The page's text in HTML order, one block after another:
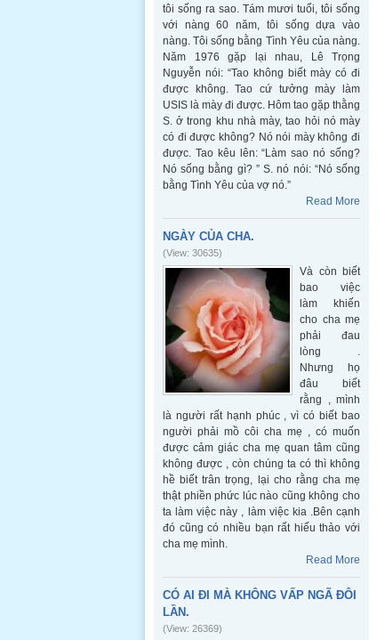
tôi sống ra sao. Tám mươi tuổi, tôi sống
với nàng 60 năm, tôi sống dựa vào
nàng. Tôi sống bằng Tình Yêu của nàng.
Năm 1976 gặp lại nhau, Lê Trọng
Nguyễn nói: “Tao không biết mày có đi
được không. Tao cứ tưởng mày làm
USIS là mày đi được. Hôm tao gặp thằng
S. ở trong khu nhà mày, tao hỏi nó mày
có đi được không? Nó nói mày không đi
được. Tao kêu lên: “Làm sao nó sống?
Nó sống bằng gì? ” S. nó nói: “Nó sống
bằng Tình Yêu của vợ nó.”
Read More
NGÀY CỦA CHA.
(View: 30635)
Và còn biết
bao việc
làm khiến
cho cha mẹ
phải đau
lòng .
Nhưng họ
đâu biết
rằng , mình
là người rất hạnh phúc , vì có biết bao
người phải mồ côi cha mẹ , có muốn
được cảm giác cha mẹ quan tâm cũng
không được , còn chúng ta có thì không
hề biết trân trọng, lại cho rằng cha mẹ
thật phiền phức lúc nào cũng không cho
ta làm việc này , làm việc kia .Bên cạnh
đó cũng có nhiều bạn rất hiếu thảo với
cha mẹ mình.
Read More
CÓ AI ĐI MÀ KHÔNG VẤP NGÃ ĐÔI
LẦN.
(View: 26369)